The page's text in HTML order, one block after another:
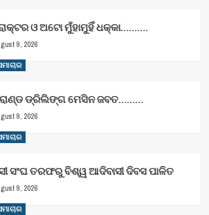
ଓ ଅଟୋ ମୁଁହାମୁହିଁ ଧକ୍କା……….
9, 2026
ଡ୍ରିଲିଙ୍ଗ ମେସିନ ଜବତ………
9, 2026
ସଂଘ ତରଫରୁ ବିଶ୍ୱ ଆଦିବାସୀ ଦିବସ ପାଳିତ
9, 2026